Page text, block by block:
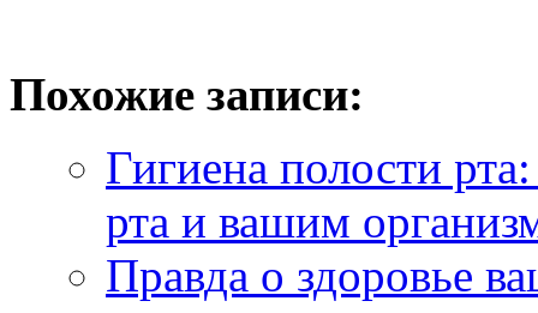
Похожие записи:
Гигиена полости
рта и вашим
Правда о здоровье